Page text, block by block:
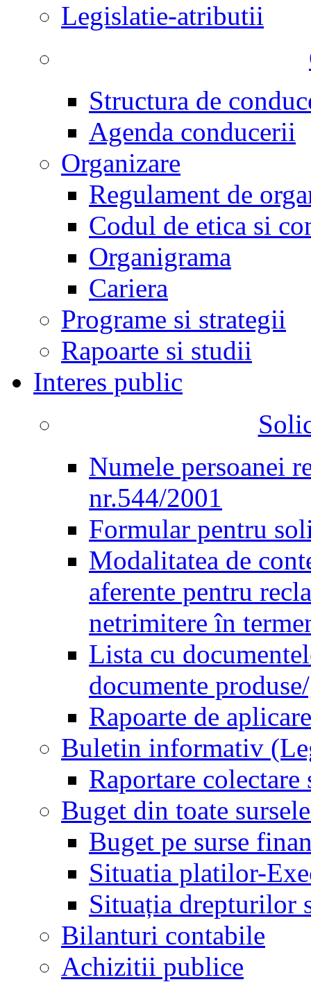
Legislatie-atributii
Structura de
Agenda conducerii
Organizare
Regulament de
Codul de etica si
Organigrama
Cariera
Programe si strategii
Rapoarte si studii
Interes public
Numele persoanei
nr.544/2001
Formular pentru
Modalitatea de
aferente pentru
netrimitere în
Lista cu
documente
Rapoarte de
Buletin informativ
Raportare colectare
Buget din toate
Buget pe surse
Situatia platilor-
Situația drepturilor
Bilanturi contabile
Achizitii publice